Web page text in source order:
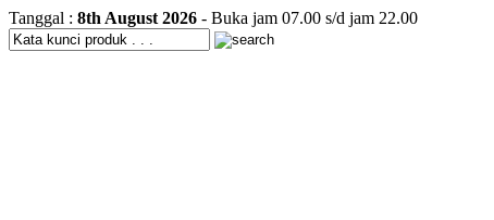
Tanggal : 8th August 2026 - Buka jam 07.00 s/d jam 22.00